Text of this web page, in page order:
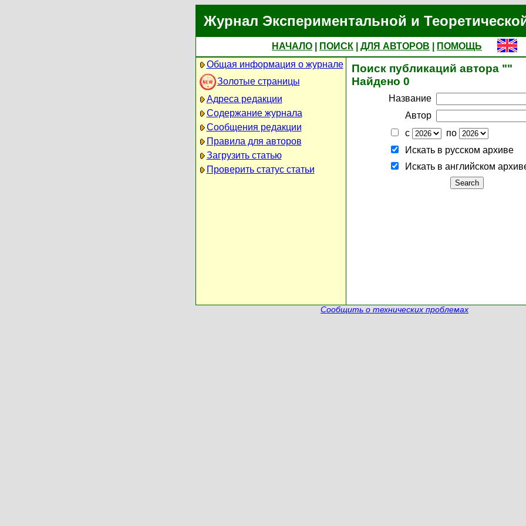
Журнал Экспериментальной и
НАЧАЛО ПОИСК ДЛЯ АВТОРОВ
ПОМОЩЬ
Общая информация о журнале
Золотые страницы
Адреса редакции
Содержание журнала
Сообщения редакции
Правила для авторов
Загрузить статью
Проверить статус статьи
Поиск публикаций автора ""
Найдено 0
Название
Автор
с
по
Искать в русском архиве
Искать в английском
Сообщить о технических проблемах